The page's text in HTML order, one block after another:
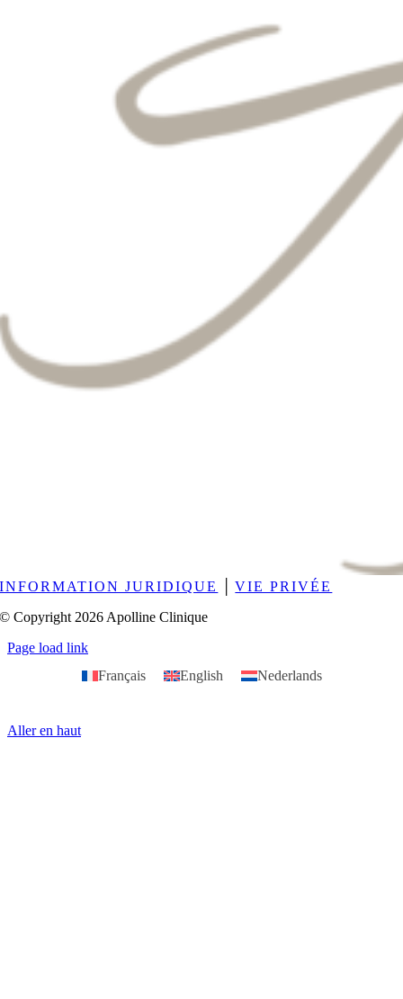
INFORMATION JURIDIQUE │VIE PRIVÉE
© Copyright 2026 Apolline Clinique
Page load link
Français
English Nederlands
Aller en haut